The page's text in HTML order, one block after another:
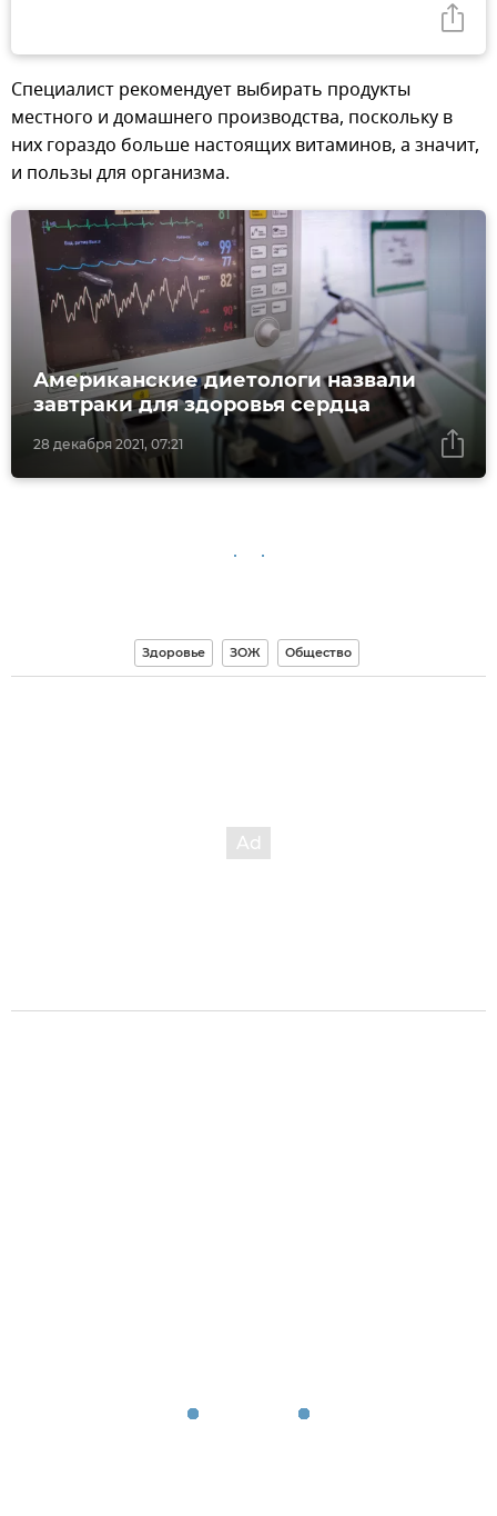
Специалист рекомендует выбирать продукты
местного и домашнего производства, поскольку в
них гораздо больше настоящих витаминов, а значит,
и пользы для организма.
28 декабря 2021, 07:21
Американские диетологи назвали
завтраки для здоровья сердца
Здоровье ЗОЖ Общество